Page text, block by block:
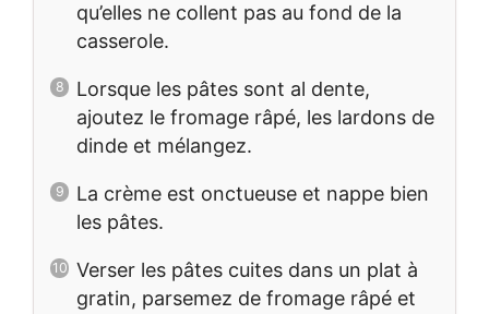
qu’elles ne collent pas au fond de la
casserole.
Lorsque les pâtes sont al dente,
ajoutez le fromage râpé, les lardons de
dinde et mélangez.
La crème est onctueuse et nappe bien
les pâtes.
Verser les pâtes cuites dans un plat à
gratin, parsemez de fromage râpé et